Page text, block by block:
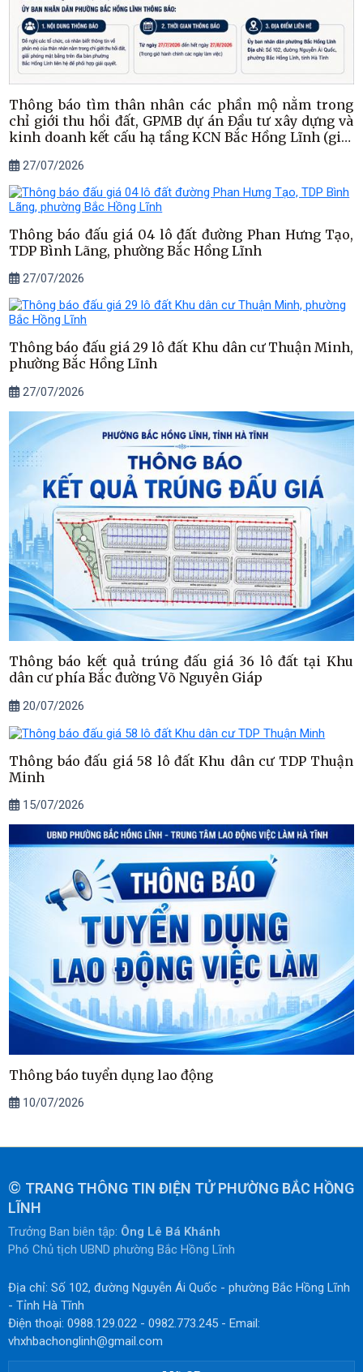
Thông báo tìm thân nhân các phần mộ nằm trong
chỉ giới thu hồi đất, GPMB dự án Đầu tư xây dựng và
kinh doanh kết cấu hạ tầng KCN Bắc Hồng Lĩnh (giai
27/07/2026
Thông báo đấu giá 04 lô đất đường Phan Hưng Tạo,
TDP Bình Lãng, phường Bắc Hồng Lĩnh
27/07/2026
Thông báo đấu giá 29 lô đất Khu dân cư Thuận Minh,
phường Bắc Hồng Lĩnh
27/07/2026
Thông báo kết quả trúng đấu giá 36 lô đất tại Khu
dân cư phía Bắc đường Võ Nguyên Giáp
20/07/2026
Thông báo đấu giá 58 lô đất Khu dân cư TDP Thuận
Minh
15/07/2026
Thông báo tuyển dụng lao động
10/07/2026
© TRANG THÔNG TIN ĐIỆN TỬ PHƯỜNG BẮC HỒNG
LĨNH
Trưởng Ban biên tập: Ông Lê Bá Khánh
Phó Chủ tịch UBND phường Bắc Hồng Lĩnh
Địa chỉ: Số 102, đường Nguyễn Ái Quốc - phường Bắc Hồng Lĩnh
- Tỉnh Hà Tĩnh
Điện thoại: 0988.129.022 - 0982.773.245 - Email:
vhxhbachonglinh@gmail.com